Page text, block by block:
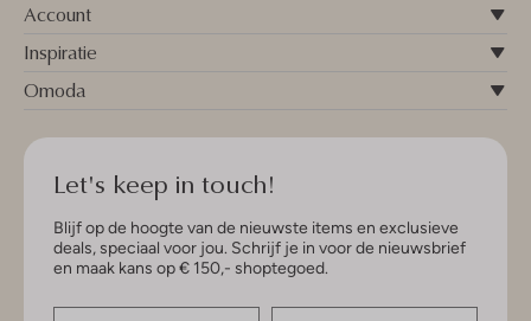
Account
Inspiratie
Omoda
Let's keep in touch!
Blijf op de hoogte van de nieuwste items en exclusieve
deals, speciaal voor jou. Schrijf je in voor de nieuwsbrief
en maak kans op € 150,- shoptegoed.